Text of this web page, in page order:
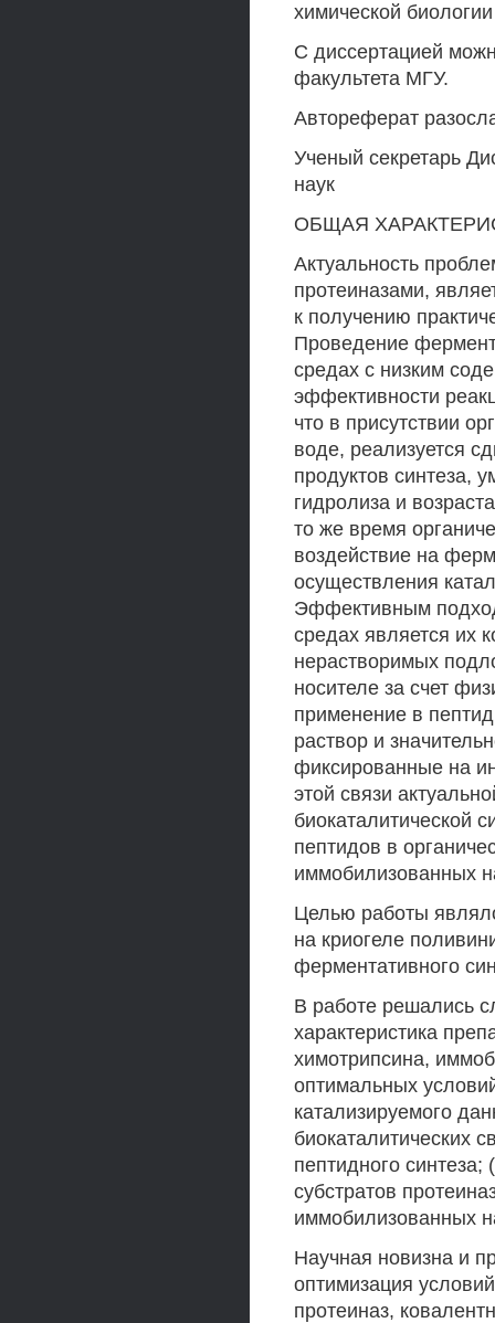
химической
С диссертацией
факультета МГУ.
Автореферат
Ученый секретарь
наук
ОБЩАЯ
Актуальность
протеиназами,
к получению
Проведение
средах с низким
эффективности
что в присутствии
воде, реализуется
продуктов синтеза,
гидролиза и
то же время
воздействие на
осуществления
Эффективным
средах является их
нерастворимых
носителе за счет
применение в
раствор и
фиксированные на
этой связи
биокаталитической
пептидов в
иммобилизованных
Целью работы
на криогеле
ферментативного
В работе решались
характеристика
химотрипсина,
оптимальных
катализируемого
биокаталитических
пептидного
субстратов
иммобилизованных
Научная новизна и
оптимизация
протеиназ,